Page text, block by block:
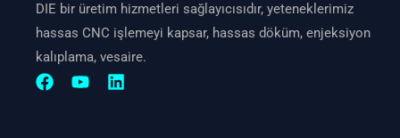
DIE bir üretim hizmetleri sağlayıcısıdır, yeteneklerimiz
hassas CNC işlemeyi kapsar, hassas döküm, enjeksiyon
kalıplama, vesaire.